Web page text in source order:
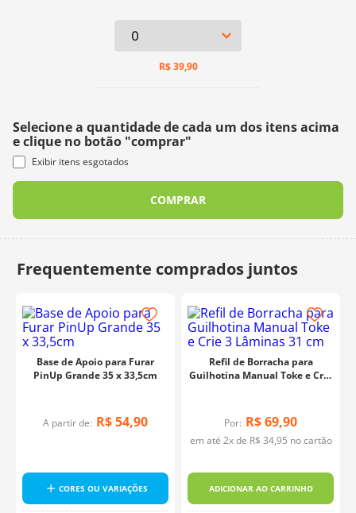
R$39,90
Selecione a quantidade de cada um dos itens acima
e clique no botão "comprar"
Exibir itens esgotados
COMPRAR
Base de Apoio para Furar
PinUp Grande 35 x 33,5cm
A partir de: R$54,90
CORES OU VARIAÇÕES
Refil de Borracha para
Guilhotina Manual Toke e Crie
Por: R$69,90
em até 2x de R$ 34,95 no cartão
ADICIONAR AO CARRINHO